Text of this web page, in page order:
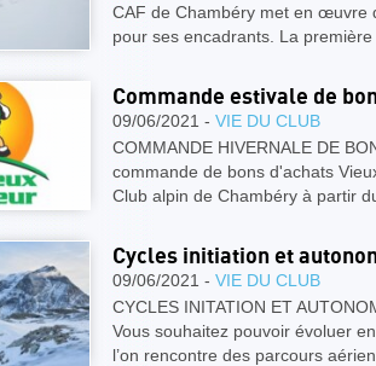
CAF de Chambéry met en œuvre
pour ses encadrants. La première
Commande estivale de
09/06/2021 - VIE DU CLUB
COMMANDE HIVERNALE DE
commande de bons d'achats
Club alpin de Chambéry à partir
Cycles initiation et
09/06/2021 - VIE DU CLUB
CYCLES INITATION ET
Vous souhaitez pouvoir évoluer
l’on rencontre des parcours